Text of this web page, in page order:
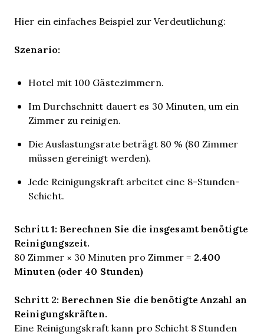
Hier ein einfaches Beispiel zur Verdeutlichung:
Szenario:
Hotel mit 100 Gästezimmern.
Im Durchschnitt dauert es 30 Minuten, um ein
Zimmer zu reinigen.
Die Auslastungsrate beträgt 80 % (80 Zimmer
müssen gereinigt werden).
Jede Reinigungskraft arbeitet eine 8-Stunden-
Schicht.
Schritt 1: Berechnen Sie die insgesamt benötigte
Reinigungszeit.
80 Zimmer × 30 Minuten pro Zimmer = 2.400
Minuten (oder 40 Stunden)
Schritt 2: Berechnen Sie die benötigte Anzahl an
Reinigungskräften.
Eine Reinigungskraft kann pro Schicht 8 Stunden